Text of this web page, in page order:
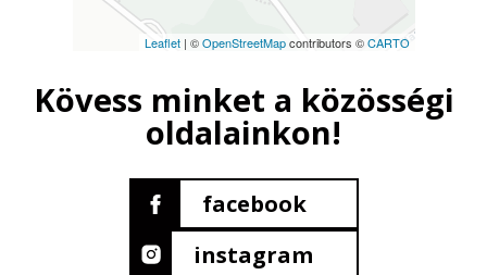
Leaflet| ©OpenStreetMapcontributors ©CARTO
Kövess minket a közösségi
oldalainkon!
facebook
instagram